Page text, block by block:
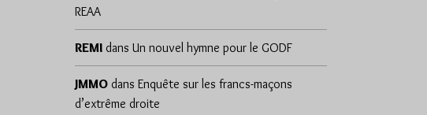
REAA
REMI dans Un nouvel hymne pour le GODF
JMMO dans Enquête sur les francs-maçons
d’extrême droite